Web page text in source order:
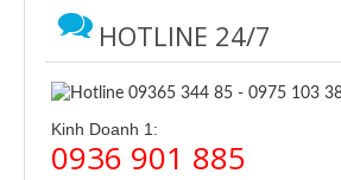
HOTLINE 24/7
Kinh Doanh 1:
0936 901 885